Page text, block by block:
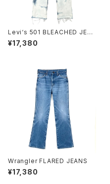
Levi‘s 501 BLEACHED JEA
NS
¥17,380
Wrangler FLARED JEANS
¥17,380